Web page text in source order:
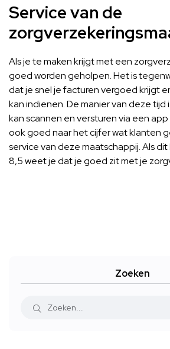
Service van de
Als je te maken krijgt met een
goed worden geholpen. Het is
dat je snel je facturen vergoed krijgt
kan indienen. De manier van deze tijd
kan scannen en versturen via een
ook goed naar het cijfer wat klanten
service van deze maatschappij. Als
8,5 weet je dat je goed zit met je
Zoeken